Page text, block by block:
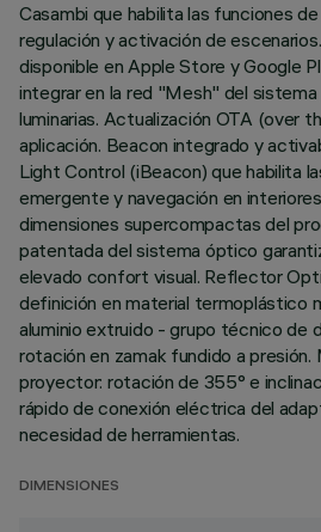
Casambi que habilita las funciones
regulación y activación de
disponible en Apple Store y Google
integrar en la red "Mesh" del
luminarias. Actualización OTA (over
aplicación. Beacon integrado y
Light Control (iBeacon) que habilita
emergente y navegación en
dimensiones supercompactas del
patentada del sistema óptico
elevado confort visual. Reflector
definición en material termoplástico
aluminio extruido - grupo técnico de
rotación en zamak fundido a
proyector: rotación de 355° e
rápido de conexión eléctrica del
necesidad de herramientas.
DIMENSIONES